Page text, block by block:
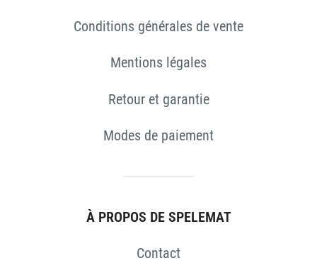
Conditions générales de vente
Mentions légales
Retour et garantie
Modes de paiement
À PROPOS DE SPELEMAT
Contact